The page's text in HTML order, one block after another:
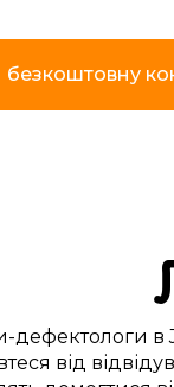
дефектологи в
від